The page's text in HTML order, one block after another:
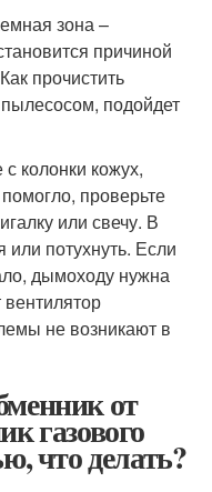
зона –
причиной
прочистить
подойдет
колонки кожух,
проверьте
или свечу. В
потухнуть. Если
дымоходу нужна
вентилятор
не возникают в
от
газового
что делать?